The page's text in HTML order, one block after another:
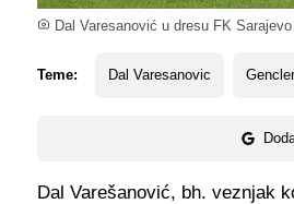
Dal Varesanović u dresu FK Sarajevo
Teme: Dal Varesanovic
Dal Varešanović, bh. veznjak